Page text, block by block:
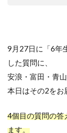
9月27日に「6年
した質問に、
安浪・富田・青
本日はその2をお
4個目の質問の答
ます。